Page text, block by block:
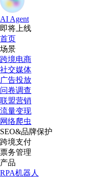
AI Agent
即将上线
首页
场景
跨境电商
社交媒体
广告投放
问卷调查
联盟营销
流量变现
网络爬虫
SEO&品牌保护
跨境支付
票务管理
产品
RPA机器人